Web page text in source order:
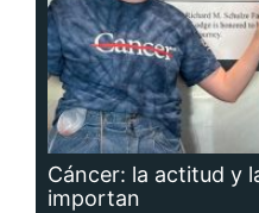
Cáncer: la actitud y
importan